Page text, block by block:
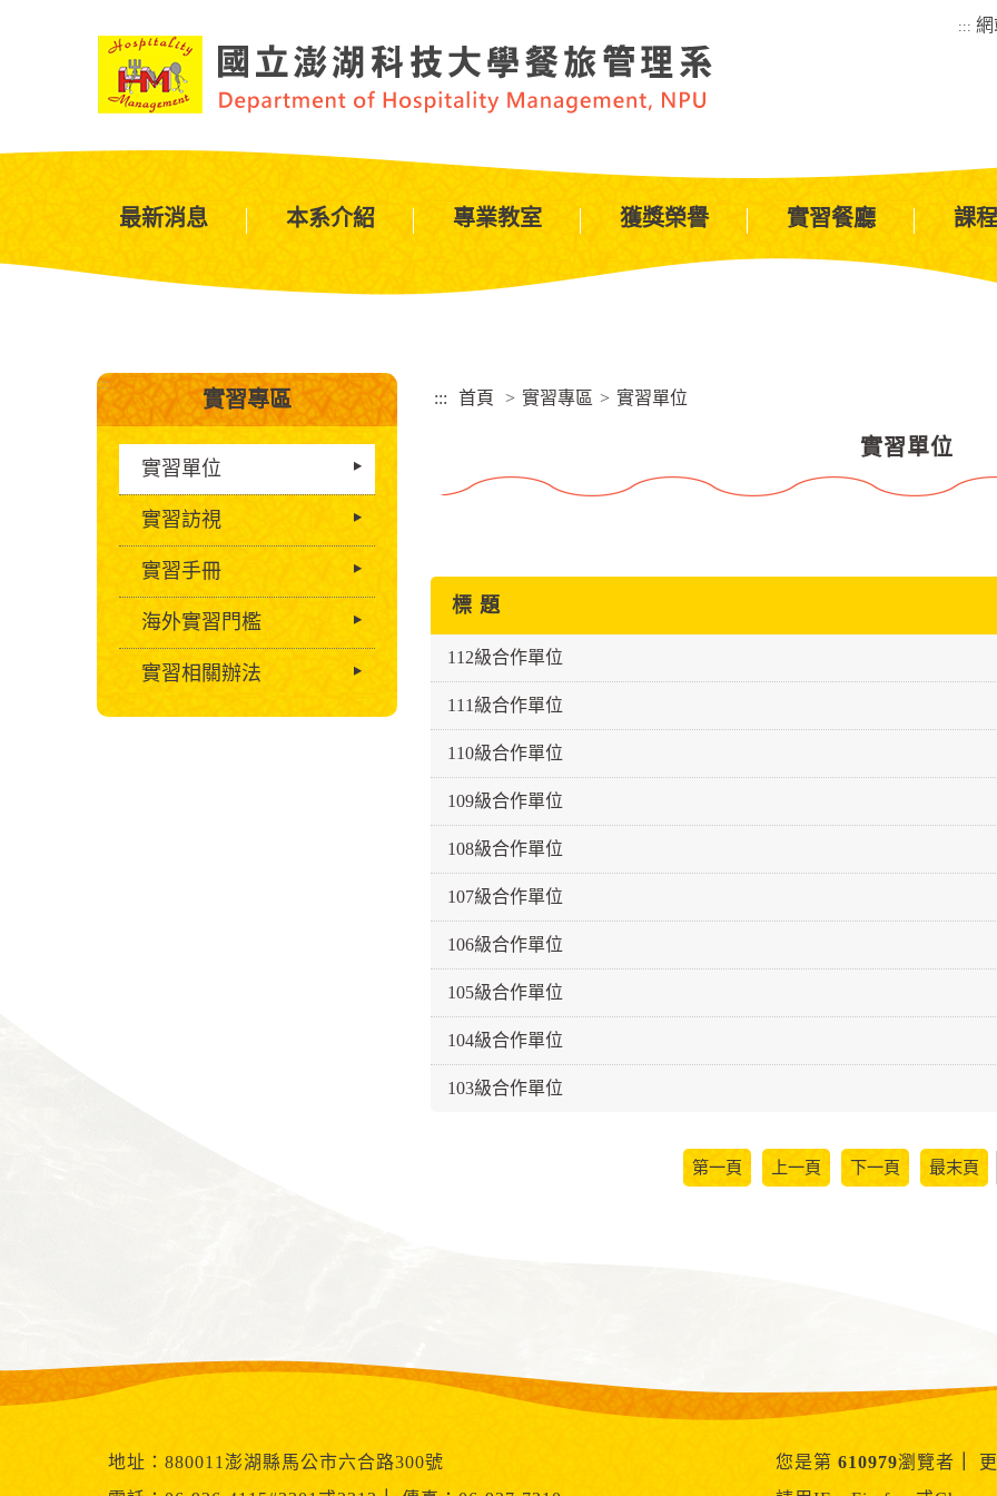
區
::: 網
最新消息 本系介紹 專業教室 獲獎榮譽 實習餐廳 課
:::
實習專區
實習單位
實習訪視
實習手冊
海外實習門檻
實習相關辦法
::: 首頁 > 實習專區 > 實習單位
實習單位
標 題
112級合作單位
111級合作單位
110級合作單位
109級合作單位
108級合作單位
107級合作單位
106級合作單位
105級合作單位
104級合作單位
103級合作單位
第一頁 上一頁 下一頁 最末頁
地址：880011澎湖縣馬公市六合路300號
您是第 610979瀏覽者